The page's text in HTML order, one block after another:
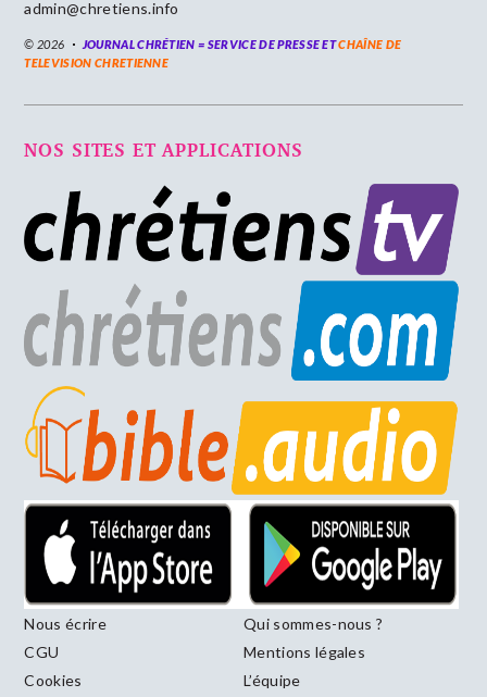
admin@chretiens.info
© 2026 JOURNAL CHRÉTIEN = SERVICE DE PRESSE ETCHAÎNE DE
TELEVISION CHRETIENNE
NOS SITES ET APPLICATIONS
Nous écrire
Qui sommes-nous ?
CGU
Mentions légales
Cookies
L’équipe